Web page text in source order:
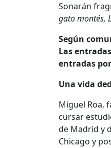
Sonarán
gato montés,
Según
Las
entradas
Una vida
Miguel Roa,
cursar
de Madrid y
Chicago y